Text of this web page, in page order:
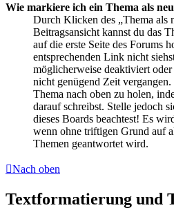
Wie markiere ich ein Thema als
Durch Klicken des „Thema als
Beitragsansicht kannst du das
auf die erste Seite des Forums
entsprechenden Link nicht
möglicherweise deaktiviert
nicht genügend Zeit
Thema nach oben zu holen,
darauf schreibst. Stelle jedoch
dieses Boards beachtest! Es
wenn ohne triftigen Grund auf
Themen geantwortet wird.
Nach oben
Textformatierung und